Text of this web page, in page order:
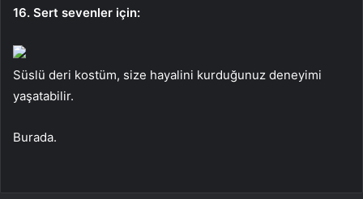
16. Sert sevenler için:
Süslü deri kostüm, size hayalini kurduğunuz deneyimi
yaşatabilir.
Burada.